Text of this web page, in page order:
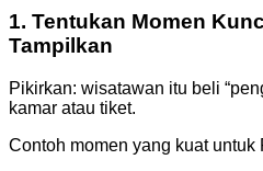
1. Tentukan Momen
Tampilkan
Pikirkan: wisatawan itu beli
kamar atau tiket.
Contoh momen yang kuat